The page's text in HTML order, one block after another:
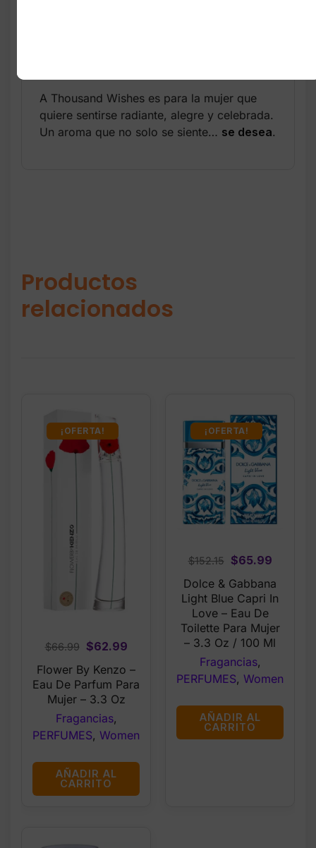
A Thousand Wishes es para la mujer que
quiere sentirse radiante, alegre y celebrada.
Un aroma que no solo se siente… se desea.
Productos
relacionados
¡OFERTA!
$66.99
Original
price
was:
$66.99.
$62.99Current
is:
Flower By Kenzo –
Eau De Parfum Para
Mujer – 3.3 Oz
Fragancias,
PERFUMES, Women
AÑADIR AL
CARRITO
¡OFERTA!
$152.15
Original
price
was:
$152.15.
$65.99Current
is:
Dolce & Gabbana
Light Blue Capri In
Love – Eau De
Toilette Para Mujer
– 3.3 Oz / 100 Ml
Fragancias,
PERFUMES, Women
AÑADIR AL
CARRITO